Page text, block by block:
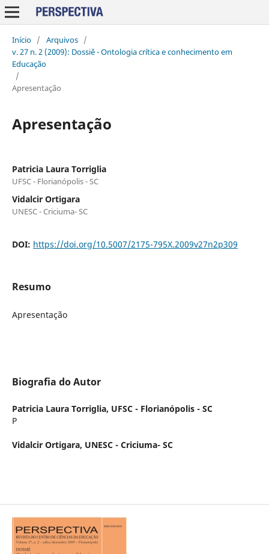
Início / Arquivos /
v. 27 n. 2 (2009): Dossiê - Ontologia crítica e conhecimento em
Educação
/
Apresentação
Apresentação
Patricia Laura Torriglia
UFSC - Florianópolis - SC
Vidalcir Ortigara
UNESC - Criciuma- SC
DOI: https://doi.org/10.5007/2175-795X.2009v27n2p309
Resumo
Apresentação
Biografia do Autor
Patricia Laura Torriglia, UFSC - Florianópolis - SC
P
Vidalcir Ortigara, UNESC - Criciuma- SC